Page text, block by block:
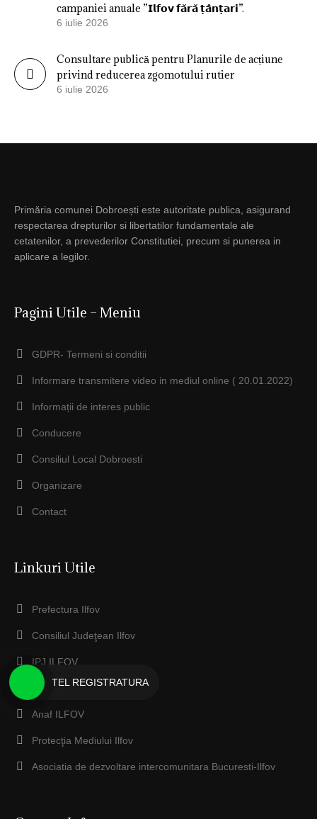
campaniei anuale ”𝗜𝗹𝗳𝗼𝘃 𝗳𝗮̆𝗿𝗮̆ 𝘁̦𝗮̂𝗻𝘁̦𝗮𝗿𝗶”.
6 iulie 2026
Consultare publică pentru Planurile de acțiune
privind reducerea zgomotului rutier
6 iulie 2026
Primăria comunei Dobroești este autoritate publica, asigurand
respectarea drepturilor si libertatilor fundamentale ale
cetatenilor, a prevederilor Constitutiei, precum si punerea in
aplicare a legilor.
Pagini Utile – Meniu
GDPR- Termeni si conditii
Informare transmitere video in mediul online ( 20.01.2022)
Informații de interes public
Conducere
Consiliul Local Dobroesti
Organizare
Contact
Linkuri Utile
Prefectura Ilfov
Consiliul Judeţean Ilfov
IPJ ILFOV
EcoSal Serv Dobroesti
Anaf ILFOV
Protecţia Mediului Ilfov
Asociatia de dezvoltare intercomunitara Bucuresti-Ilfov
TEL REGISTRATURA